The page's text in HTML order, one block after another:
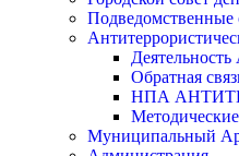
Подведомственные
Обратная
НПА
Муниципальный